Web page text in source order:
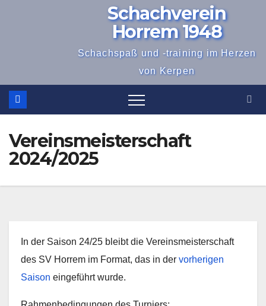
Schachverein
Horrem 1948
Schachspaß und -training im Herzen
von Kerpen
Vereinsmeisterschaft
2024/2025
In der Saison 24/25 bleibt die Vereinsmeisterschaft
des SV Horrem im Format, das in der vorherigen
Saison eingeführt wurde.